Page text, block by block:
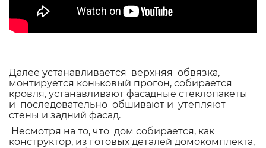
Далее устанавливается верхняя обвязка,
монтируется коньковый прогон, собирается
кровля, устанавливают фасадные стеклопакеты
и последовательно обшивают и утепляют
стены и задний фасад.
Несмотря на то, что дом собирается, как
конструктор, из готовых деталей домокомплекта,